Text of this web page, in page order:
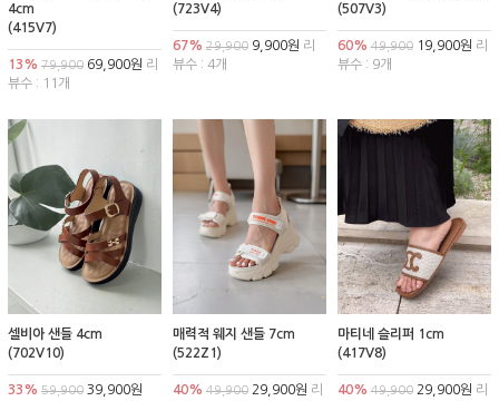
4cm
(415V7)
13% 79,900 69,900원 리
뷰수 : 11개
(723V4)
67% 29,9009,900원 리
뷰수 : 4개
(507V3)
60% 49,90019,900원 리
뷰수 : 9개
셀비아 샌들 4cm
(702V10)
33% 59,900 39,900원
매력적 웨지 샌들 7cm
(522Z1)
40% 49,90029,900원 리
마티네 슬리퍼 1cm
(417V8)
40% 49,90029,900원 리